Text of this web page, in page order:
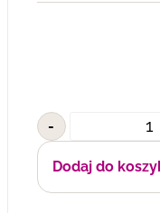
-
Dodaj do